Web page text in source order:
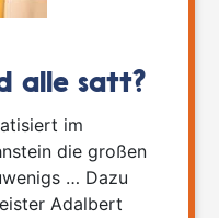
alle satt?
im
die großen
… Dazu
Adalbert